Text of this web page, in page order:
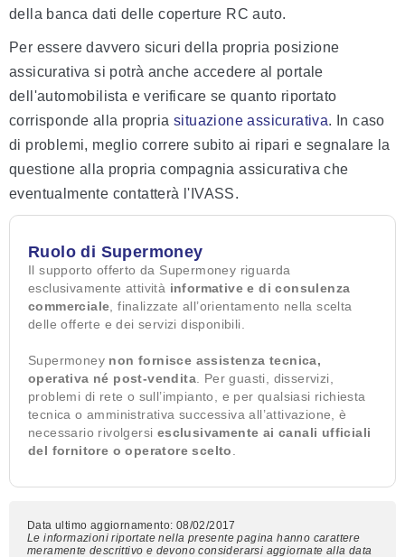
della banca dati delle coperture RC auto.
Per essere davvero sicuri della propria posizione
assicurativa si potrà anche accedere al portale
dell'automobilista e verificare se quanto riportato
corrisponde alla propria situazione assicurativa. In caso
di problemi, meglio correre subito ai ripari e segnalare la
questione alla propria compagnia assicurativa che
eventualmente contatterà l'IVASS.
Ruolo di Supermoney
Il supporto offerto da Supermoney riguarda
esclusivamente attività informative e di consulenza
commerciale , finalizzate all’orientamento nella scelta
delle offerte e dei servizi disponibili.
Supermoney non fornisce assistenza tecnica,
operativa né post-vendita . Per guasti, disservizi,
problemi di rete o sull’impianto, e per qualsiasi richiesta
tecnica o amministrativa successiva all’attivazione, è
necessario rivolgersi esclusivamente ai canali ufficiali
del fornitore o operatore scelto
Data ultimo aggiornamento: 08/02/2017
Le informazioni riportate nella presente pagina hanno carattere
meramente descrittivo e devono considerarsi aggiornate alla data